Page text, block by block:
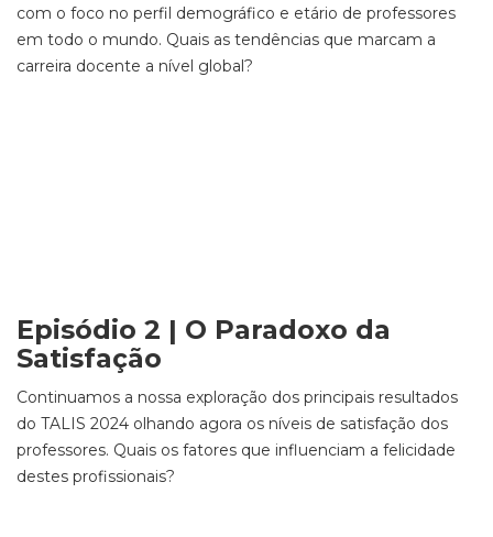
com o foco no perfil demográfico e etário de professores
em todo o mundo. Quais as tendências que marcam a
carreira docente a nível global?
Episódio 2 | O Paradoxo da
Satisfação
Continuamos a nossa exploração dos principais resultados
do TALIS 2024 olhando agora os níveis de satisfação dos
professores. Quais os fatores que influenciam a felicidade
destes profissionais?